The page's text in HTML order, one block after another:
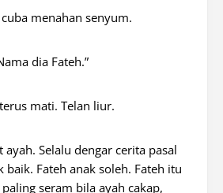
menahan senyum.
dia Fateh.”
mati. Telan liur.
ayah. Selalu dengar cerita pasal
baik. Fateh anak soleh. Fateh itu
seram bila ayah cakap,